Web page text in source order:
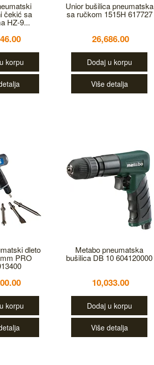
čekić sa
HZ-9...
korpu
Unior bušilica pneumatska
sa ručkom 1515H 617727
26,686.00
Dodaj u korpu
Više detalja
dleto
PRO
korpu
Metabo pneumatska
bušilica DB 10 604120000
10,033.00
Dodaj u korpu
Više detalja